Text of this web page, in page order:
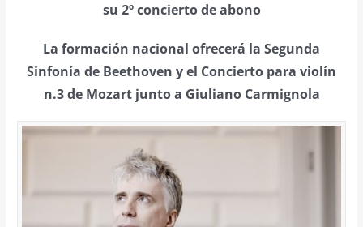
su 2º concierto de abono
La formación nacional ofrecerá la Segunda
Sinfonía de Beethoven y el Concierto para violín
n.3 de Mozart junto a Giuliano Carmignola